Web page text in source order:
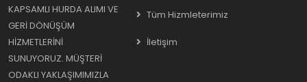
KAPSAMLI HURDA ALIMI VE
GERI DÖNÜŞÜM
HIZMETLERINI
SUNUYORUZ. MÜŞTERI
ODAKLI YAKLAŞIMIMIZLA
Tüm Hizmleterimiz
İletişim